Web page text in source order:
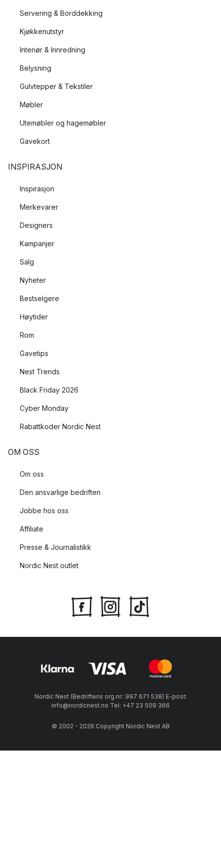
Servering & Borddekking
Kjøkkenutstyr
Interiør & Innredning
Belysning
Gulvtepper & Tekstiler
Møbler
Utemøbler og hagemøbler
Gavekort
INSPIRASJON
Inspirasjon
Merkevarer
Designers
Kampanjer
Salg
Nyheter
Bestselgere
Høytider
Rom
Gavetips
Nest Trends
Black Friday 2026
Cyber Monday
Rabattkoder Nordic Nest
OM OSS
Om oss
Den ansvarlige bedriften
Jobbe hos oss
Affiliate
Presse & Journalistikk
Nordic Nest outlet
Nordic Nest (Bedriftens org.nr.: 997 671 538) E-post:
info@nordicnest.no Tel: +47 23 509 366
© 2002 - 2026 Copyright Nordic Nest AB